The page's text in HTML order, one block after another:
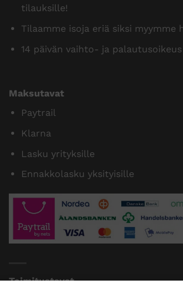
tilauksille!
Tilaamme isoja eriä siksi myymme
14 päivän vaihto- ja
Maksutavat
Paytrail
Klarna
Lasku yrityksille
Ennakkolasku yksityisille
Toimitustavat